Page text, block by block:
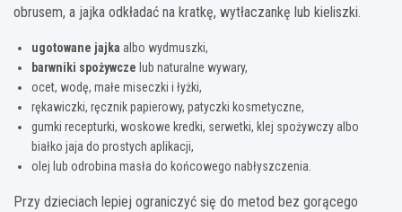
obrusem, a jajka odkładać na kratkę, wytłaczankę lub kieliszki.
ugotowane jajka albo wydmuszki,
barwniki spożywcze lub naturalne wywary,
ocet, wodę, małe miseczki i łyżki,
rękawiczki, ręcznik papierowy, patyczki kosmetyczne,
gumki recepturki, woskowe kredki, serwetki, klej spożywczy albo
białko jaja do prostych aplikacji,
olej lub odrobina masła do końcowego nabłyszczenia.
Przy dzieciach lepiej ograniczyć się do metod bez gorącego